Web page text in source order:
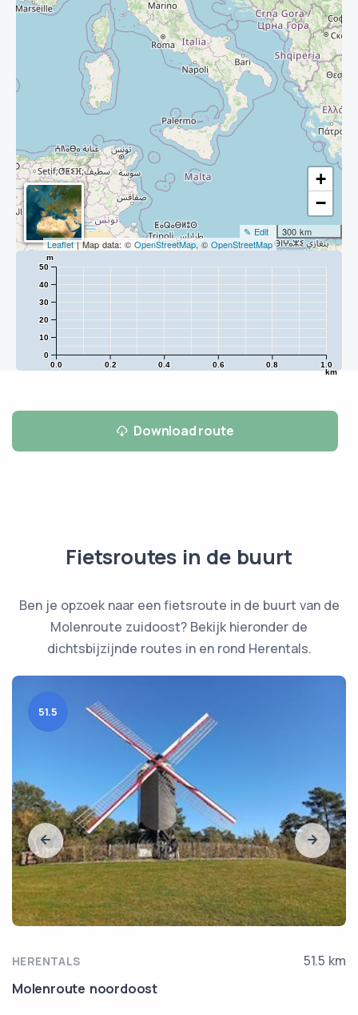
+
−
300 km
✎ Edit
Leaflet| Map data: © OpenStreetMap, © OpenStreetMap
0.0 0.2 0.4 0.6 0.8 1.0
km
0
10
20
30
40
50
m
Download route
Fietsroutes in de buurt
Ben je opzoek naar een fietsroute in de buurt van de
Molenroute zuidoost? Bekijk hieronder de
dichtsbijzijnde routes in en rond Herentals.
51.5
HERENTALS
51.5 km
Molenroute noordoost